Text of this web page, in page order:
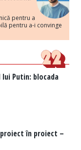
pentru a
pentru a-i convinge
Putin: blocada
în proiect –